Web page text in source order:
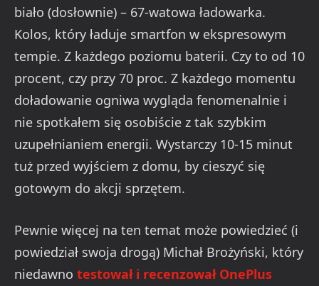
biało (dosłownie) – 67-watowa ładowarka.
Kolos, który ładuje smartfon w ekspresowym
tempie. Z każdego poziomu baterii. Czy to od 10
procent, czy przy 70 proc. Z każdego momentu
doładowanie ogniwa wygląda fenomenalnie i
nie spotkałem się osobiście z tak szybkim
uzupełnianiem energii. Wystarczy 10-15 minut
tuż przed wyjściem z domu, by cieszyć się
gotowym do akcji sprzętem.
Pewnie więcej na ten temat może powiedzieć (i
powiedział swoja drogą) Michał Brożyński, który
niedawno testował i recenzował OnePlus